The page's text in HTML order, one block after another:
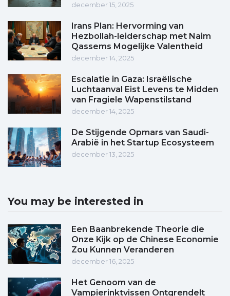
december 15, 2025
Irans Plan: Hervorming van
Hezbollah-leiderschap met Naim
Qassems Mogelijke Valentheid
december 14, 2025
Escalatie in Gaza: Israëlische
Luchtaanval Eist Levens te Midden
van Fragiele Wapenstilstand
december 14, 2025
De Stijgende Opmars van Saudi-
Arabië in het Startup Ecosysteem
december 13, 2025
You may be interested in
Een Baanbrekende Theorie die
Onze Kijk op de Chinese Economie
Zou Kunnen Veranderen
december 16, 2025
Het Genoom van de
Vampierinktvissen Ontgrendelt